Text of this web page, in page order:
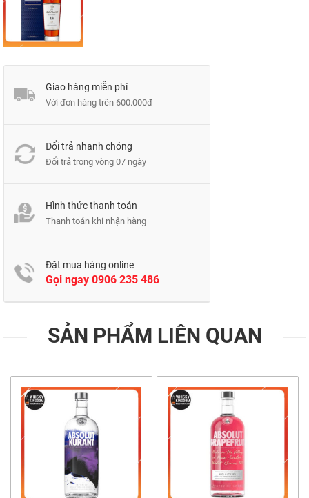
Giao hàng miễn phí
Với đơn hàng trên 600.000đ
Đổi trả nhanh chóng
Đổi trả trong vòng 07 ngày
Hình thức thanh toán
Thanh toán khi nhận hàng
Đặt mua hàng online
Gọi ngay 0906 235 486
SẢN PHẨM LIÊN QUAN